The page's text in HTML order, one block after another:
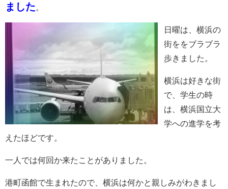
ました
日曜は、横浜の
街ををブラブラ
歩きました。
横浜は好きな街
で、学生の時
は、横浜国立大
学への進学を考
えたほどです。
一人では何回か来たことがありました。
港町函館で生まれたので、横浜は何かと親しみがわきまし